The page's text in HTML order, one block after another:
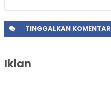
TINGGALKANKOMENTAR
Iklan